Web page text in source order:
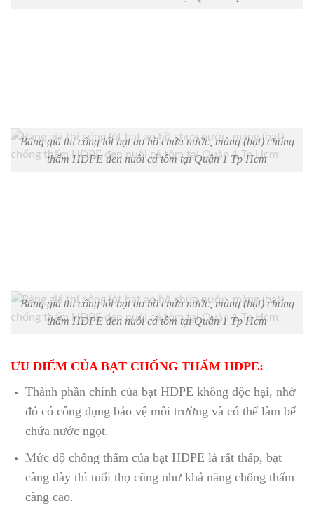
Bảng giá thi công lót bạt ao hồ chứa nước, màng (bạt) chống
thấm HDPE đen nuôi cá tôm tại Quận 1 Tp Hcm
Bảng giá thi công lót bạt ao hồ chứa nước, màng (bạt) chống
thấm HDPE đen nuôi cá tôm tại Quận 1 Tp Hcm
ƯU ĐIỂM CỦA BẠT CHỐNG THẤM HDPE:
Thành phần chính của bạt HDPE không độc hại, nhờ
đó có công dụng bảo vệ môi trường và có thể làm bể
chứa nước ngọt.
Mức độ chống thấm của bạt HDPE là rất thấp, bạt
càng dày thì tuổi thọ cũng như khả năng chống thấm
càng cao.